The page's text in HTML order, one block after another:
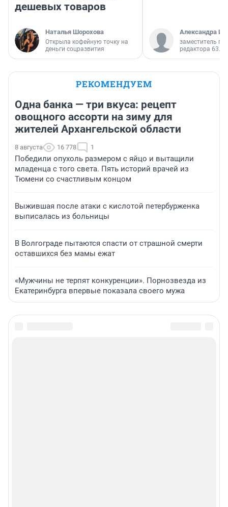
дешевых товаров
Наталья Шорохова
Открыла кофейную точку на
деньги соцразвития
Александра
заместитель
редактора 63.RU
РЕКОМЕНДУЕМ
Одна банка — три вкуса: рецепт
овощного ассорти на зиму для
жителей Архангельской области
8 августа 16 778 1
Победили опухоль размером с яйцо и вытащили
младенца с того света. Пять историй врачей из
Тюмени со счастливым концом
Выжившая после атаки с кислотой петербурженка
выписалась из больницы
В Волгограде пытаются спасти от страшной смерти
оставшихся без мамы ежат
«Мужчины не терпят конкуренции». Порнозвезда из
Екатеринбурга впервые показала своего мужа